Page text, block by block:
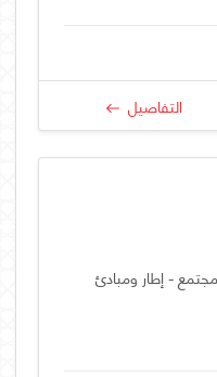
التفاصيل
- إطار ومبادئ